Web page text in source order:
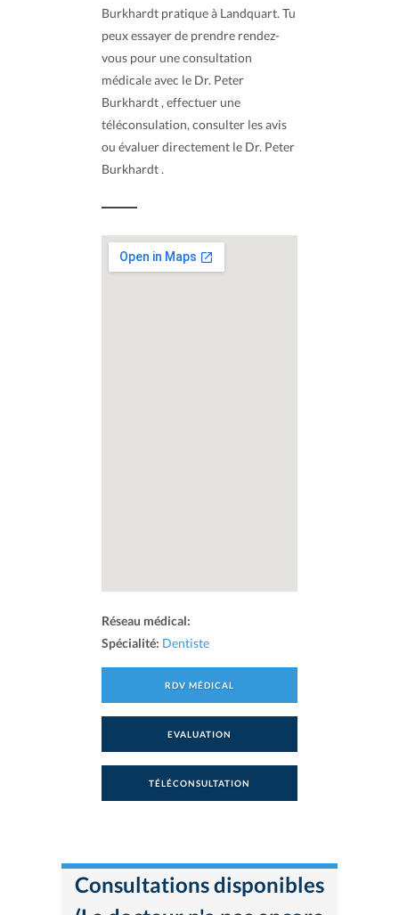
Burkhardt pratique à Landquart. Tu
peux essayer de prendre rendez-
vous pour une consultation
médicale avec le Dr. Peter
Burkhardt , effectuer une
téléconsulation, consulter les avis
ou évaluer directement le Dr. Peter
Burkhardt .
Réseau médical:
Spécialité: Dentiste
RDV MÉDICAL
EVALUATION
TÉLÉCONSULTATION
Consultations disponibles